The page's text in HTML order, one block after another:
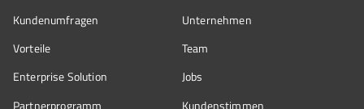
Kundenumfragen
Vorteile
Enterprise Solution
Partnerprogramm
Unternehmen
Team
Jobs
Kundenstimmen